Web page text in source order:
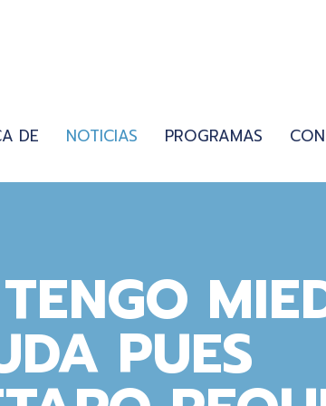
DE NOTICIAS PROGRAMAS
PUES